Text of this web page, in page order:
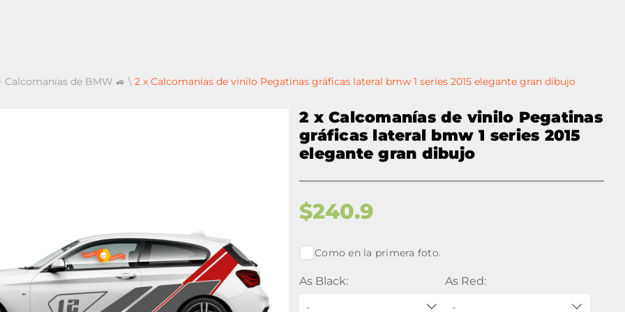
Calcomanías de BMW 🚙 \ 2 x Calcomanías de vinilo Pegatinas gráficas lateral bmw 1 series 2015 elegante gran dibujo
2 x Calcomanías de vinilo Pegatinas
gráficas lateral bmw 1 series 2015
elegante gran dibujo
$240.9
Como en la primera foto.
As Black:
-
As Red:
-